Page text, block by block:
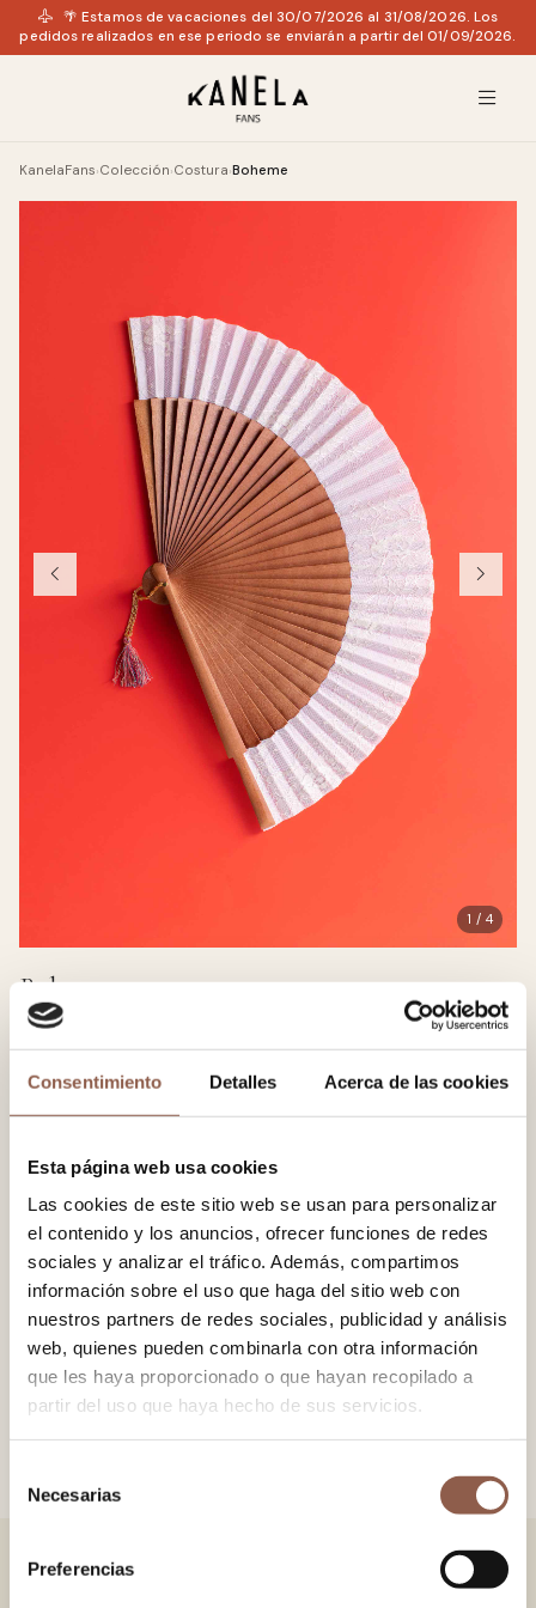
Consentimiento Detalles Acerca de las cookies
Esta página web usa cookies
Las cookies de este sitio web se usan para personalizar
el contenido y los anuncios, ofrecer funciones de redes
sociales y analizar el tráfico. Además, compartimos
información sobre el uso que haga del sitio web con
nuestros partners de redes sociales, publicidad y análisis
web, quienes pueden combinarla con otra información
que les haya proporcionado o que hayan recopilado a
partir del uso que haya hecho de sus servicios.
Necesarias
Preferencias
🌴 Estamos de vacaciones del 30/07/2026 al 31/08/2026. Los
pedidos realizados en ese periodo se enviarán a partir del 01/09/2026.
KanelaFans›Colección›Costura›Boheme
1 / 4
Boheme
46.00 EUR
− +
Abanico en madera pulida pintada. Tela de algodón con
encaje. Detalle de cadena y anilla con pompón de algodón.
TAMAÑO 23x42 cm.
COLOR Blanco